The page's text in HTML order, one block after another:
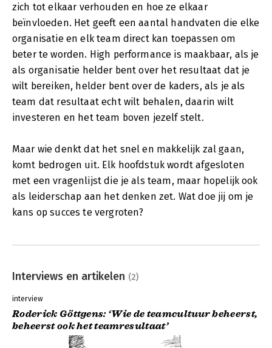
zich tot elkaar verhouden en hoe ze elkaar
beïnvloeden. Het geeft een aantal handvaten die elke
organisatie en elk team direct kan toepassen om
beter te worden. High performance is maakbaar, als je
als organisatie helder bent over het resultaat dat je
wilt bereiken, helder bent over de kaders, als je als
team dat resultaat echt wilt behalen, daarin wilt
investeren en het team boven jezelf stelt.
Maar wie denkt dat het snel en makkelijk zal gaan,
komt bedrogen uit. Elk hoofdstuk wordt afgesloten
met een vragenlijst die je als team, maar hopelijk ook
als leiderschap aan het denken zet. Wat doe jij om je
kans op succes te vergroten?
Interviews en artikelen (2)
interview
Roderick Göttgens: ‘Wie de teamcultuur beheerst,
beheerst ook het teamresultaat’